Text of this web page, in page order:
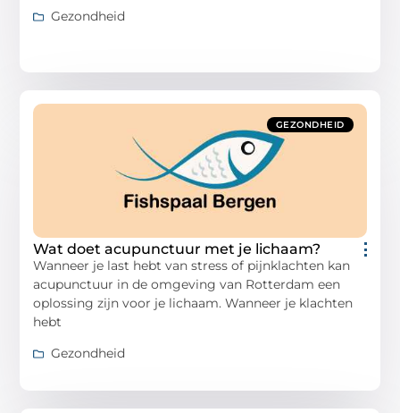
Gezondheid
GEZONDHEID
Wat doet acupunctuur met je lichaam?
Wanneer je last hebt van stress of pijnklachten kan
acupunctuur in de omgeving van Rotterdam een
oplossing zijn voor je lichaam. Wanneer je klachten
hebt
Gezondheid